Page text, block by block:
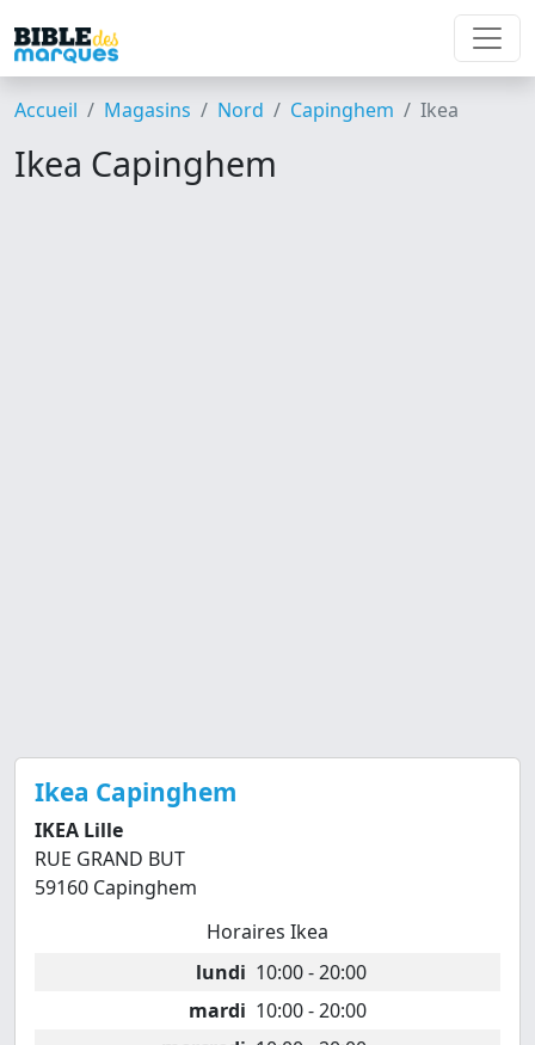
Accueil Magasins Nord Capinghem Ikea
Ikea Capinghem
Ikea Capinghem
IKEA Lille
RUE GRAND BUT
59160 Capinghem
Horaires Ikea
lundi 10:00 - 20:00
mardi 10:00 - 20:00